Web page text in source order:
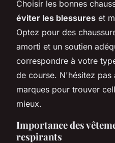
Choisir les bonnes
éviter les blessures et
Optez pour des
amorti et un soutien
correspondre à votre
de course. N'hésitez pas
marques pour trouver
mieux.
Importance des
respirants